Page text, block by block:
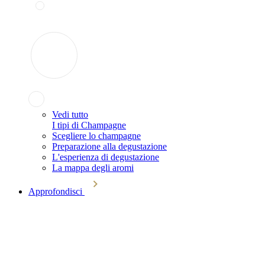
Vedi tutto
I tipi di Champagne
Scegliere lo champagne
Preparazione alla degustazione
L'esperienza di degustazione
La mappa degli aromi
Approfondisci